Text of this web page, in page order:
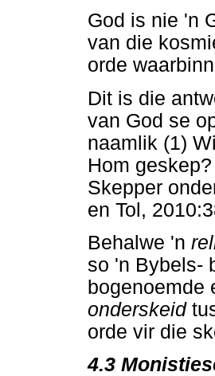
God is nie 'n
van die
orde
Dit is die
van God se
naamlik (1)
Hom
Skepper
en Tol,
Behalwe 'n
so 'n Bybels-
bogenoemde
onderskeid
orde vir die
4.3